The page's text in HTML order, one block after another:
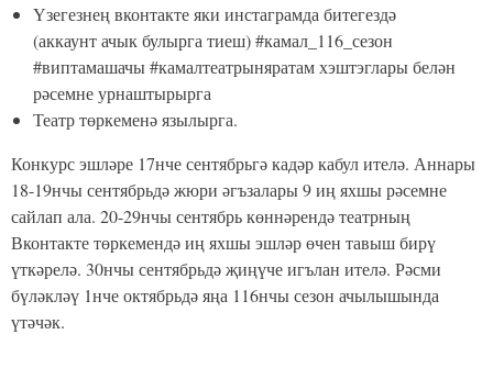
Үзегезнең вконтакте яки инстаграмда битегездә
(аккаунт ачык булырга тиеш) #камал_116_сезон
#виптамашачы #камалтеатрыняратам хэштэглары белән
рәсемне урнаштырырга
Театр төркеменә язылырга.
Конкурс эшләре 17нче сентябрьгә кадәр кабул ителә. Аннары
18-19нчы сентябрьдә жюри әгъзалары 9 иң яхшы рәсемне
сайлап ала. 20-29нчы сентябрь көннәрендә театрның
Вконтакте төркемендә иң яхшы эшләр өчен тавыш бирү
үткәрелә. 30нчы сентябрьдә җиңүче игълан ителә. Рәсми
бүләкләү 1нче октябрьдә яңа 116нчы сезон ачылышында
үтәчәк.